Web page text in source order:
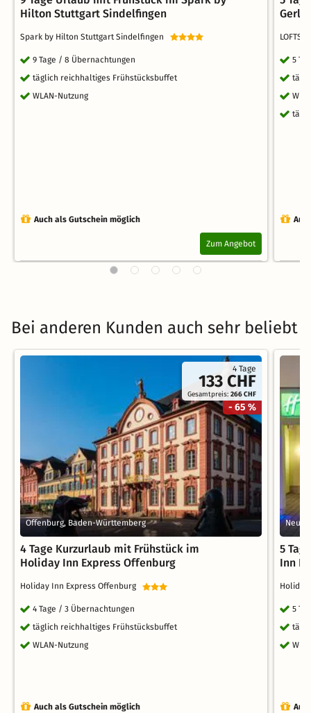
Hilton Stuttgart Sindelfingen
Spark by Hilton Stuttgart Sindelfingen
9 Tage / 8 Übernachtungen
täglich reichhaltiges Frühstücksbuffet
WLAN-Nutzung
Auch als Gutschein möglich
Zum Angebot
5
Bei anderen Kunden auch sehr beliebt
4 Tage
133 CHF
Gesamtpreis:266 CHF
- 65 %
Offenburg, Baden-Württemberg
4 Tage Kurzurlaub mit Frühstück im
Holiday Inn Express Offenburg
Holiday Inn Express Offenburg
4 Tage / 3 Übernachtungen
täglich reichhaltiges Frühstücksbuffet
WLAN-Nutzung
Auch als Gutschein möglich
5
Inn
5